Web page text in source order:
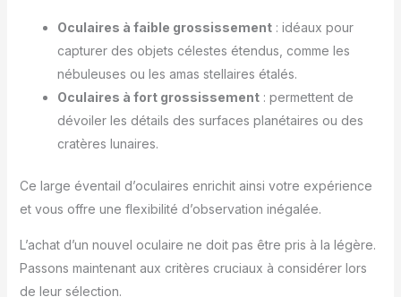
Oculaires à faible grossissement: idéaux pour
capturer des objets célestes étendus, comme les
nébuleuses ou les amas stellaires étalés.
Oculaires à fort grossissement: permettent de
dévoiler les détails des surfaces planétaires ou des
cratères lunaires.
Ce large éventail d’oculaires enrichit ainsi votre expérience
et vous offre une flexibilité d’observation inégalée.
L’achat d’un nouvel oculaire ne doit pas être pris à la légère.
Passons maintenant aux critères cruciaux à considérer lors
de leur sélection.